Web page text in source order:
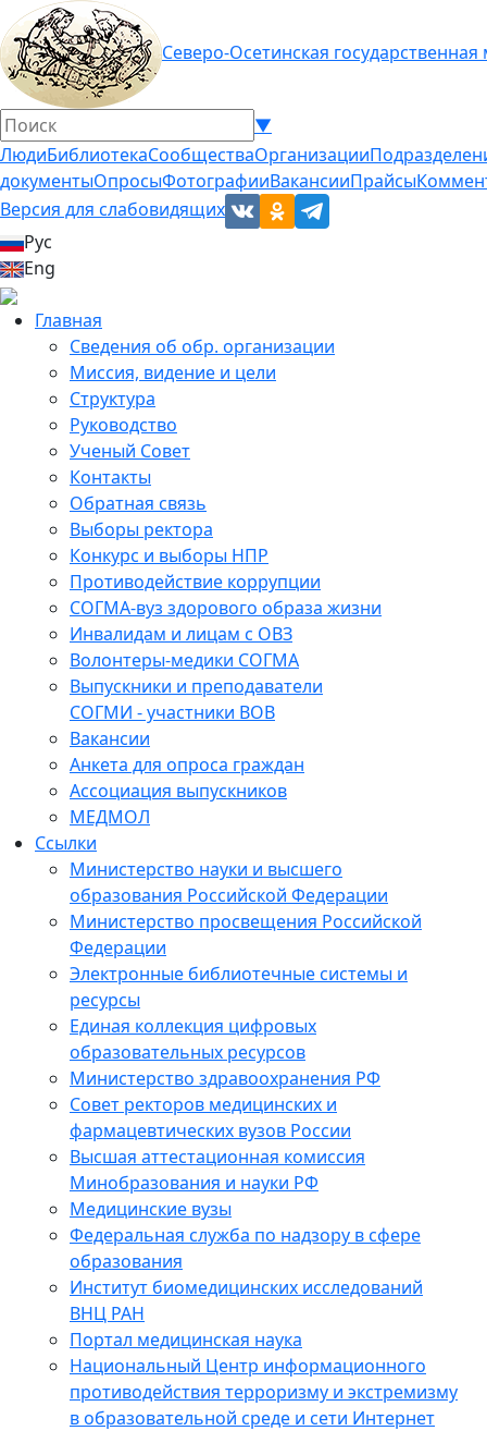
Северо-Осетинская
▼
ЛюдиБиблиотекаСообществаОрганизации
документыОпросыФотографииВакансииПрайсы
Версия для слабовидящих
Рус
Eng
Главная
Сведения об обр. организации
Миссия, видение и цели
Структура
Руководство
Ученый Совет
Контакты
Обратная связь
Выборы ректора
Конкурс и выборы НПР
Противодействие коррупции
СОГМА-вуз здорового образа жизни
Инвалидам и лицам с ОВЗ
Волонтеры-медики СОГМА
Выпускники и преподаватели
СОГМИ - участники ВОВ
Вакансии
Анкета для опроса граждан
Ассоциация выпускников
МЕДМОЛ
Ссылки
Министерство науки и высшего
образования Российской Федерации
Министерство просвещения Российской
Федерации
Электронные библиотечные системы и
ресурсы
Единая коллекция цифровых
образовательных ресурсов
Министерство здравоохранения РФ
Совет ректоров медицинских и
фармацевтических вузов России
Высшая аттестационная комиссия
Минобразования и науки РФ
Медицинские вузы
Федеральная служба по надзору в сфере
образования
Институт биомедицинских исследований
ВНЦ РАН
Портал медицинская наука
Национальный Центр информационного
противодействия терроризму и экстремизму
в образовательной среде и сети Интернет